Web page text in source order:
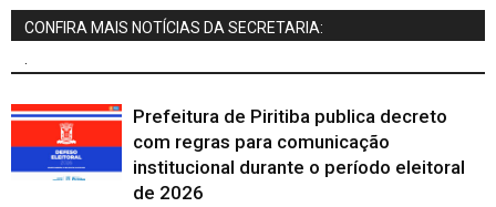
CONFIRA MAIS NOTÍCIAS DA SECRETARIA:
Prefeitura de Piritiba publica decreto
com regras para comunicação
institucional durante o período eleitoral
de 2026